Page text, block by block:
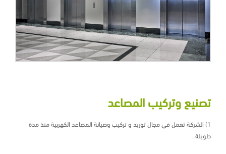
تصنيع وتركيب المصاعد
1) الشركة تعمل في مجال توريد و تركيب وصيانة المصاعد الكهربية منذ مدة
طويلة .